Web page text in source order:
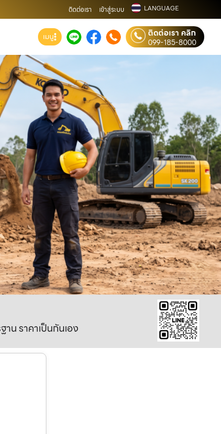
ติดต่อเรา เข้าสู่ระบบ LANGUAGE
เมนู ติดต่อเรา คลิก
099-185-8000
น ราคาเป็นกันเอง